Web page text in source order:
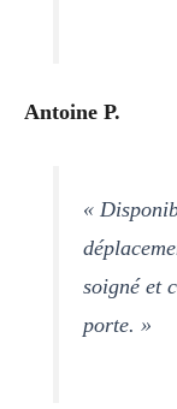
Antoine P.
«
soigné et
porte. »